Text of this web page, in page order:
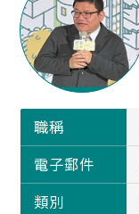
職稱
電子郵件
類別